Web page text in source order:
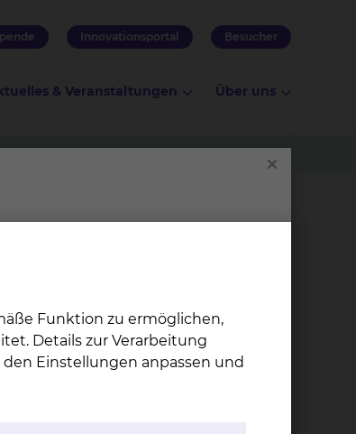
Innovationsportal Besucher
& Veranstaltungen Über uns
Funktion zu ermöglichen,
Details zur Verarbeitung
Einstellungen anpassen und